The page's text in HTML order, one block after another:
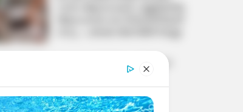
ബാരാമതിയില്‍ പരിശീലന
വിമാനം തകര്‍ന്നു;
ആളപായമില്ല